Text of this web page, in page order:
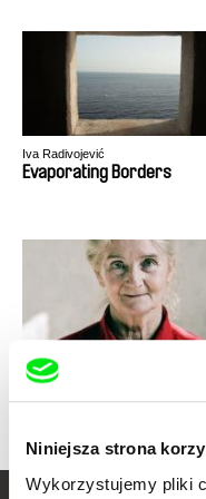
Niniejsza strona
Wykorzystujemy pliki
Iva Radivojević
Evaporating Borders
Filip Antoni Malinowski
Eksmisja